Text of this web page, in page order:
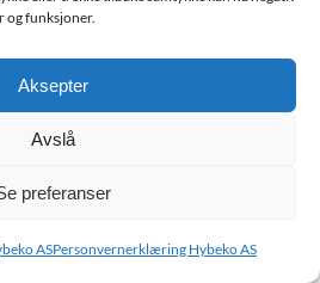
og funksjoner.
Aksepter
Avslå
preferanser
ASPersonvernerklæring Hybeko AS
tilbud / les mer
(53883)